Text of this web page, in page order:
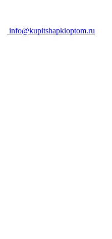
info@kupitshapkioptom.ru